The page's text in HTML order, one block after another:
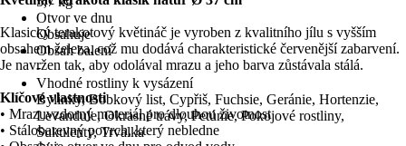
Otvor ve dnu
Obsahuje
Obsah balení
-
Vhodné rostliny k vysázení
Bylinky, Bobkový list, Cypřiš, Fuchsie, Geránie, Hortenzie,
Levandule, Okrasné trávy, Petúnie, Pokojové rostliny,
Sukulenty, Trvalka
Klasický terakotový květináč je vyroben z kvalitního jílu s vyšším
obsahem železa, což mu dodává charakteristické červenější zabarvení.
Je navržen tak, aby odolával mrazu a jeho barva zůstávala stálá.
Klíčové vlastnosti
• Mrazuvzdorný materiál pro dlouhou životnost
• Stálobarevný povrch, který nebledne